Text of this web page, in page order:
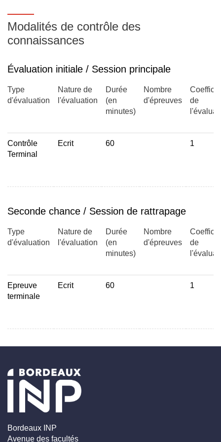
représentations de Lewis à partir des cases quantiques,
les limites du modèle)
moléculaire, combinaison linéaire des orbitales atomiques
LCAO)
Le modèle simpliste
La théorie des bandes
Modalités de contrôle des
connaissances
Évaluation initiale / Session principale
Type
d'évaluation
Nature de
l'évaluation
Durée
(en
minutes)
Nombre
d'épreuves
de
Contrôle
Terminal
Ecrit 60 1
Seconde chance / Session de rattrapage
Type
d'évaluation
Nature de
l'évaluation
Durée
(en
minutes)
Nombre
d'épreuves
de
Epreuve
terminale
Ecrit 60 1
Bordeaux INP
Avenue des facultés